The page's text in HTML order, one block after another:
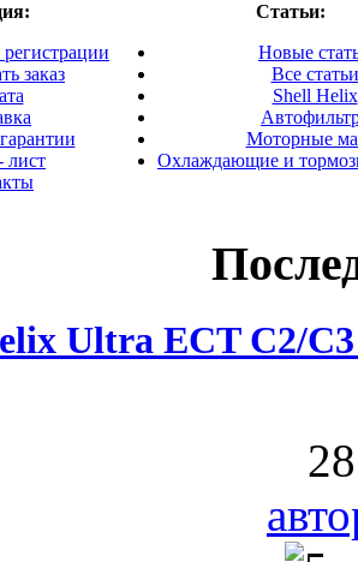
заказ
лист
Статьи:
Новые
Все статьи
Shell Helix
Моторные
Охлаждающие и
Ultra ECT C2/C3